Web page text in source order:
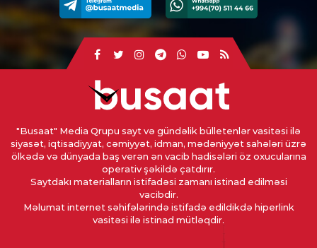
"Busaat" Media Qrupu sayt və gündəlik bülletenlər vasitəsi ilə
siyasət, iqtisadiyyat, cəmiyyət, idman, mədəniyyət sahələri üzrə
ölkədə və dünyada baş verən ən vacib hadisələri öz oxucularına
operativ şəkildə çatdırır.
Saytdakı materialların istifadəsi zamanı istinad edilməsi
vacibdir.
Məlumat internet səhifələrində istifadə edildikdə hiperlink
vasitəsi ilə istinad mütləqdir.